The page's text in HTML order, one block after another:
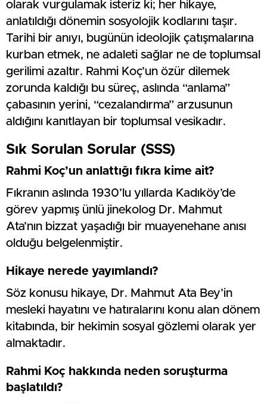
olarak vurgulamak isteriz ki; her hikaye,
anlatıldığı dönemin sosyolojik kodlarını taşır.
Tarihi bir anıyı, bugünün ideolojik çatışmalarına
kurban etmek, ne adaleti sağlar ne de toplumsal
gerilimi azaltır. Rahmi Koç’un özür dilemek
zorunda kaldığı bu süreç, aslında “anlama”
çabasının yerini, “cezalandırma” arzusunun
aldığını kanıtlayan bir toplumsal vesikadır.
Sık Sorulan Sorular (SSS)
Rahmi Koç’un anlattığı fıkra kime ait?
Fıkranın aslında 1930’lu yıllarda Kadıköy’de
görev yapmış ünlü jinekolog Dr. Mahmut
Ata’nın bizzat yaşadığı bir muayenehane anısı
olduğu belgelenmiştir.
Hikaye nerede yayımlandı?
Söz konusu hikaye, Dr. Mahmut Ata Bey’in
mesleki hayatını ve hatıralarını konu alan dönem
kitabında, bir hekimin sosyal gözlemi olarak yer
almaktadır.
Rahmi Koç hakkında neden soruşturma
başlatıldı?